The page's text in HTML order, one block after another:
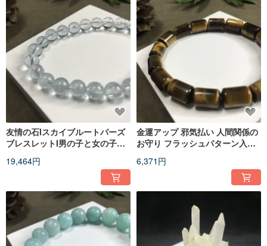
友情の石Iスカイブルートパーズ
ブレスレットI男の子と女の子の
19,464円
金運アップ 邪気払い 人間関係の
お守り フラッシュパターン入り
ット 父 彼氏への贈り物
6,371円